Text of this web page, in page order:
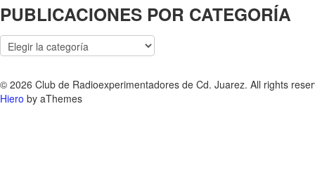
PUBLICACIONES POR CATEGORÍA
PUBLICACIONES
POR
© 2026 Club de Radioexperimentadores de Cd. Juarez. All rights
Hiero by aThemes